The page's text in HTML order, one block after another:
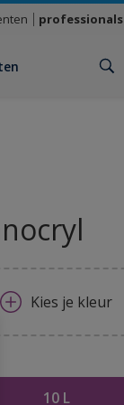
professionals
Kies je kleur
10 L